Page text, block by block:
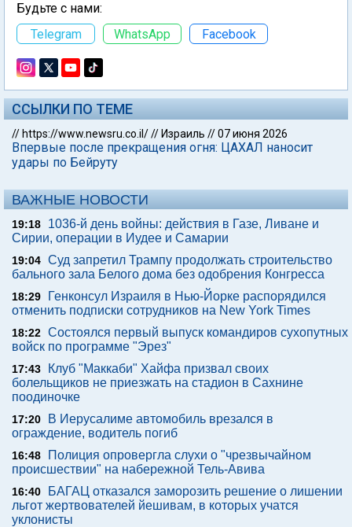
Будьте с нами:
Telegram
WhatsApp Facebook
ССЫЛКИ ПО ТЕМЕ
// https://www.newsru.co.il/// Израиль //07 июня 2026
Впервые после прекращения огня: ЦАХАЛ наносит
удары по Бейруту
ВАЖНЫЕ НОВОСТИ
19:18
1036-й день войны: действия в Газе, Ливане и
Сирии, операции в Иудее и Самарии
19:04 Суд запретил Трампу продолжать строительство
бального зала Белого дома без одобрения Конгресса
18:29
Генконсул Израиля в Нью-Йорке распорядился
отменить подписки сотрудников на New York Times
18:22 Состоялся первый выпуск командиров сухопутных
войск по программе "Эрез"
17:43
Клуб "Маккаби" Хайфа призвал своих
болельщиков не приезжать на стадион в Сахнине
поодиночке
17:20
В Иерусалиме автомобиль врезался в
ограждение, водитель погиб
16:48
Полиция опровергла слухи о "чрезвычайном
происшествии" на набережной Тель-Авива
16:40
БАГАЦ отказался заморозить решение о лишении
льгот жертвователей йешивам, в которых учатся
уклонисты